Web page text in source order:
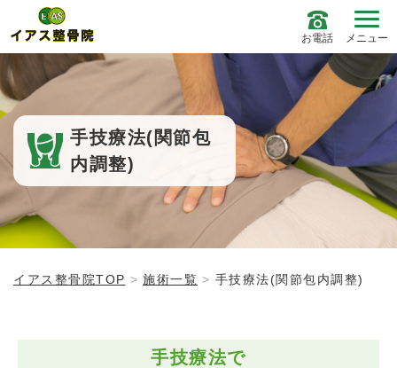
お電話 メニュー
手技療法(関節包
内調整)
イアス整骨院TOP 施術一覧 手技療法(関節包内調整)
手技療法で